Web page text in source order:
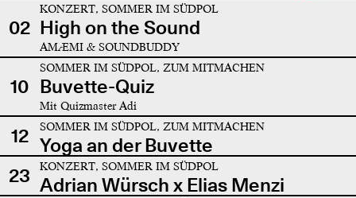
02
KONZERT, SOMMER IM SÜDPOL
High on the Sound
AMÆMI & SOUNDBUDDY
10
SOMMER IM SÜDPOL, ZUM MITMACHEN
Buvette-Quiz
Mit Quizmaster Adi
12 SOMMER IM SÜDPOL, ZUM MITMACHEN
Yoga an der Buvette
23
KONZERT, SOMMER IM SÜDPOL
Adrian Würsch x Elias Menzi